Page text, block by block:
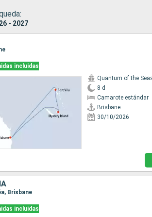
- 2027
incluidas
Quantum of the
8 d
Camarote estándar
Brisbane
30/10/2026
Brisbane
incluidas